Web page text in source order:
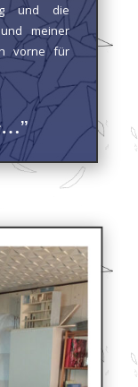
und die
meiner
vorne für